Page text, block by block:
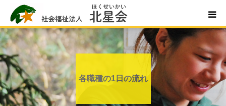
各職種の1日の流れ
ホーム
北星会について
事業所案内・ご利用案内